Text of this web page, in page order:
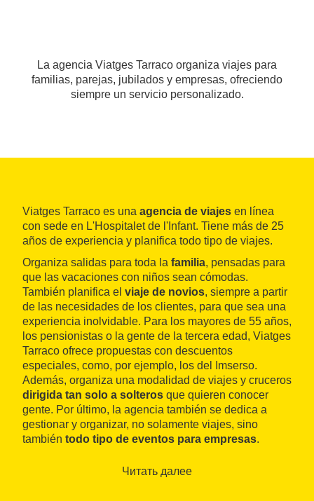
La agencia Viatges Tarraco organiza viajes para
familias, parejas, jubilados y empresas, ofreciendo
siempre un servicio personalizado.
Viatges Tarraco es una agencia de viajes en línea
con sede en L'Hospitalet de l'Infant. Tiene más de 25
años de experiencia y planifica todo tipo de viajes.
Organiza salidas para toda la familia, pensadas para
que las vacaciones con niños sean cómodas.
También planifica el viaje de novios, siempre a partir
de las necesidades de los clientes, para que sea una
experiencia inolvidable. Para los mayores de 55 años,
los pensionistas o la gente de la tercera edad, Viatges
Tarraco ofrece propuestas con descuentos
especiales, como, por ejemplo, los del Imserso.
Además, organiza una modalidad de viajes y cruceros
dirigida tan solo a solteros que quieren conocer
gente. Por último, la agencia también se dedica a
gestionar y organizar, no solamente viajes, sino
también todo tipo de eventos para empresas.
Читать далее